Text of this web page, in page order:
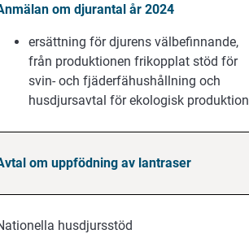
om djurantal år 2024
ersättning för djurens välbefinnande,
från produktionen frikopplat stöd för
svin- och fjäderfähushållning och
husdjursavtal för ekologisk produktion
om uppfödning av lantraser
husdjursstöd